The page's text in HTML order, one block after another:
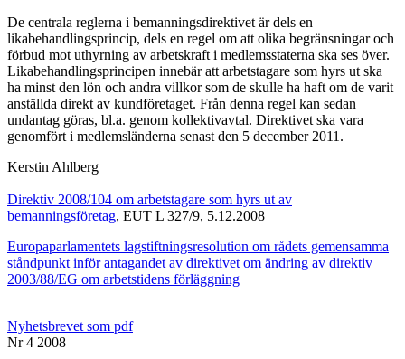
De centrala reglerna i bemanningsdirektivet är dels en
likabehandlingsprincip, dels en regel om att olika begränsningar och
förbud mot uthyrning av arbetskraft i medlemsstaterna ska ses över.
Likabehandlingsprincipen innebär att arbetstagare som hyrs ut ska
ha minst den lön och andra villkor som de skulle ha haft om de varit
anställda direkt av kundföretaget. Från denna regel kan sedan
undantag göras, bl.a. genom kollektivavtal. Direktivet ska vara
genomfört i medlemsländerna senast den 5 december 2011.
Kerstin Ahlberg
Direktiv 2008/104 om arbetstagare som hyrs ut av
bemanningsföretag, EUT L 327/9, 5.12.2008
Europaparlamentets lagstiftningsresolution om rådets gemensamma
ståndpunkt inför antagandet av direktivet om ändring av direktiv
2003/88/EG om arbetstidens förläggning
Nyhetsbrevet som pdf
Nr 4 2008